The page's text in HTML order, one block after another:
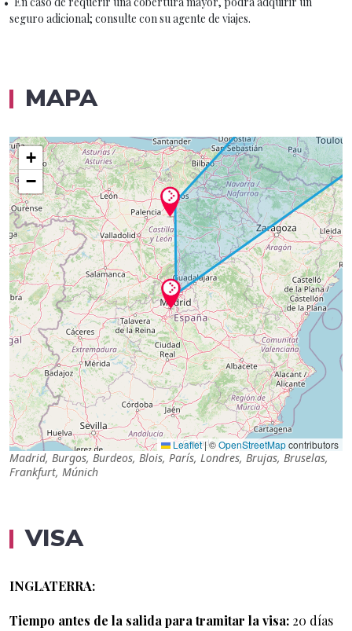
seguro adicional; consulte con su agente de viajes.
MAPA
+
−
Leaflet |©OpenStreetMapcontributors
Madrid, Burgos, Burdeos, Blois, París, Londres, Brujas, Bruselas,
Frankfurt, Múnich
VISA
INGLATERRA:
Tiempo antes de la salida para tramitar la visa: 20 días